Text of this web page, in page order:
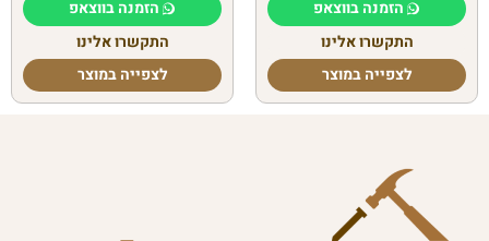
הזמנה בווצאפ
התקשרו אלינו
לצפייה במוצר
הזמנה בווצאפ
התקשרו אלינו
לצפייה במוצר